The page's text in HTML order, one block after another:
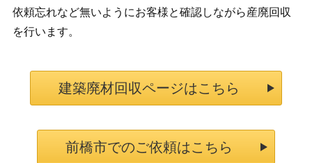
依頼忘れなど無いようにお客様と確認しながら産廃回収
を行います。
建築廃材回収ページはこちら
前橋市でのご依頼はこちら